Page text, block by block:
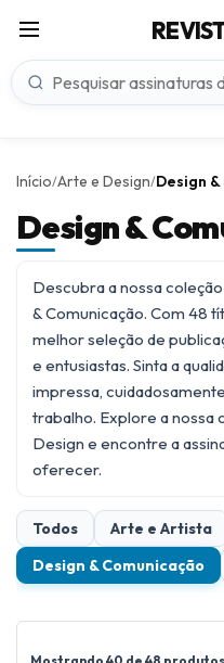
Início/Arte e Design/Design
Design &
Descubra a nossa
& Comunicação. Com 48
melhor seleção de
e entusiastas. Sinta a
impressa,
trabalho. Explore a nossa
Design e encontre a
oferecer.
Todos
Arte e Artista
Design & Comunicação
Mostrando 40 de 48 produtos